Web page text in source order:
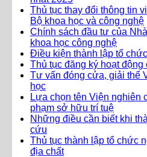
Thủ tục thay đổi thông tin
Bộ khoa học và công nghệ
Chính sách đầu tư của
khoa học công nghệ
Điều kiện thành lập tổ
Thủ tục đăng ký hoạt
Tư vấn đóng cửa, giải thể
học
Lựa chọn tên Viện nghiên
phạm sở hữu trí tuệ
Những điều cần biết khi
cứu
Thủ tục thành lập tổ chức
địa chất